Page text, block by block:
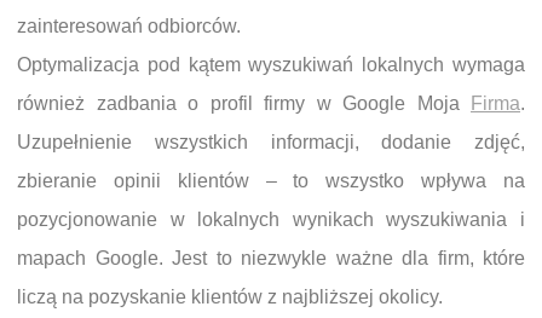
zainteresowań odbiorców.
Optymalizacja pod kątem wyszukiwań lokalnych wymaga
również zadbania o profil firmy w Google Moja
Firma.
Uzupełnienie wszystkich informacji, dodanie zdjęć,
zbieranie opinii klientów – to wszystko wpływa na
pozycjonowanie w lokalnych wynikach wyszukiwania i
mapach Google. Jest to niezwykle ważne dla firm, które
liczą na pozyskanie klientów z najbliższej okolicy.